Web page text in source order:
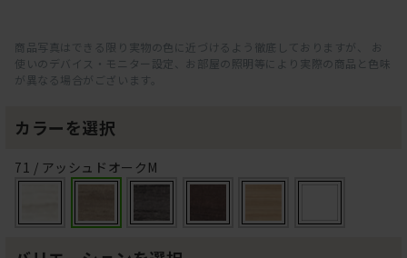
商品写真はできる限り実物の色に近づけるよう徹底しておりますが、 お
使いのデバイス・モニター設定、お部屋の照明等により実際の商品と色味
が異なる場合がございます。
カラーを選択
71 / アッシュドオークM